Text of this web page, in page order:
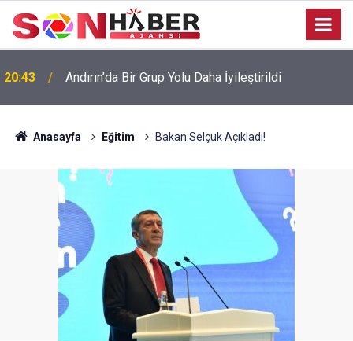
20:43 Andırın’da Bir Grup Yolu Daha İyileştirildi
Anasayfa Eğitim Bakan Selçuk Açıkladı!